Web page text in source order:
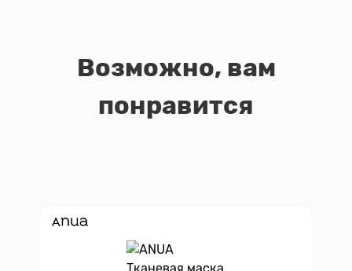
Возможно, вам
понравится